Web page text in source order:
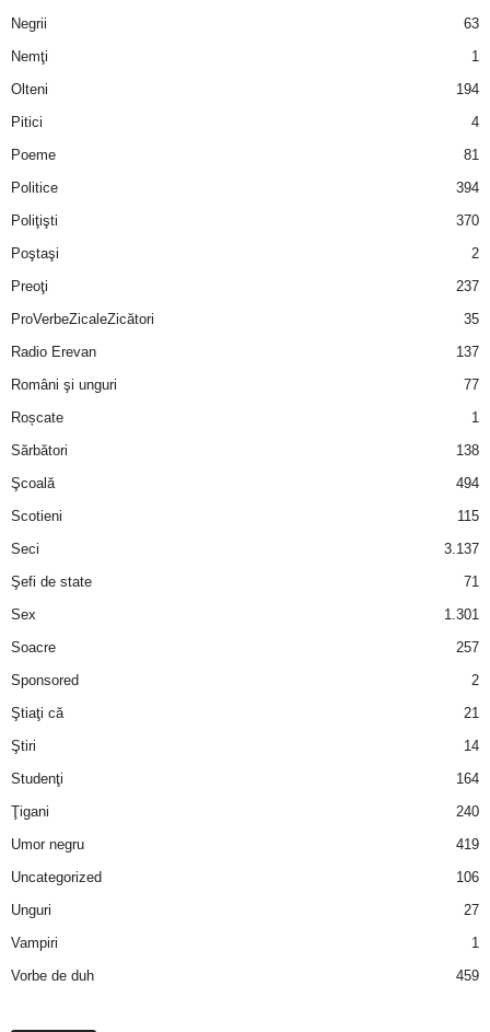
Negrii
63
Nemţi
1
Olteni
194
Pitici
4
Poeme
81
Politice
394
Poliţişti
370
Poştaşi
2
Preoţi
237
ProVerbeZicaleZicători
35
Radio Erevan
137
Români şi unguri
77
Roșcate
1
Sărbători
138
Şcoală
494
Scotieni
115
Seci
3.137
Şefi de state
71
Sex
1.301
Soacre
257
Sponsored
2
Ştiaţi că
21
Ştiri
14
Studenţi
164
Ţigani
240
Umor negru
419
Uncategorized
106
Unguri
27
Vampiri
1
Vorbe de duh
459